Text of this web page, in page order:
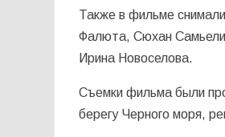
Также в фильме
Фалюта, Сюхан
Ирина Новоселова.
Съемки фильма были
берегу Черного моря,